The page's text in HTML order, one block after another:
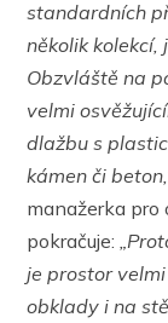
standardních
několik
Obzvláště na
velmi
dlažbu s
kámen či
manažerka pro
pokračuje:
je prostor
obklady i na